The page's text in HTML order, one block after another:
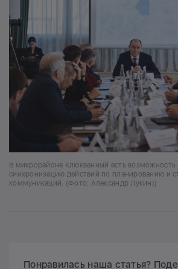
В микрорайоне Клюквенный есть возможность
синхронизацию действий по планированию и
коммуникаций. (Фото: Александр Лукин))
Понравилась наша статья?